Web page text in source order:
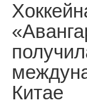
Китае